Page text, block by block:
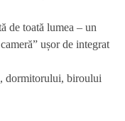
de toată lumea – un
ușor de integrat
dormitorului, biroului